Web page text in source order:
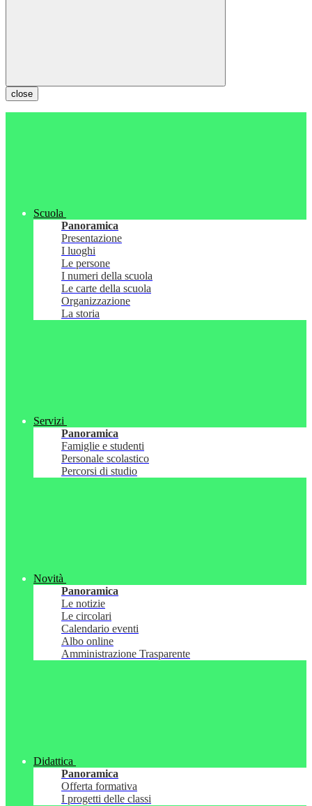
close
Scuola
Panoramica
Presentazione
I luoghi
Le persone
I numeri della scuola
Le carte della scuola
Organizzazione
La storia
Servizi
Panoramica
Famiglie e studenti
Personale scolastico
Percorsi di studio
Novità
Panoramica
Le notizie
Le circolari
Calendario eventi
Albo online
Amministrazione Trasparente
Didattica
Panoramica
Offerta formativa
I progetti delle classi